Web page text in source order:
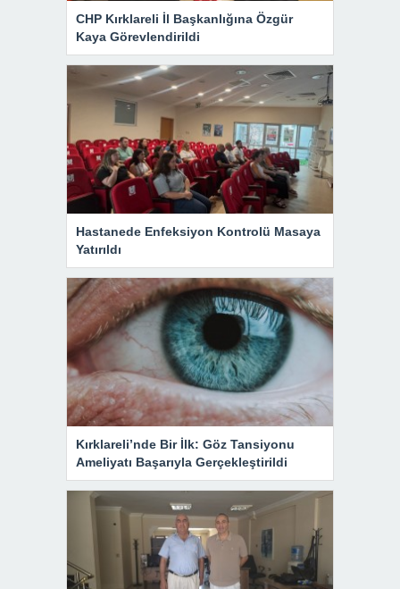
CHP Kırklareli İl Başkanlığına Özgür
Kaya Görevlendirildi
Hastanede Enfeksiyon Kontrolü Masaya
Yatırıldı
Kırklareli’nde Bir İlk: Göz Tansiyonu
Ameliyatı Başarıyla Gerçekleştirildi